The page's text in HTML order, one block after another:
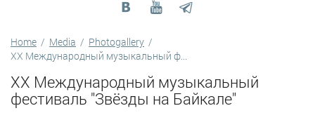
Home / Media / Photogallery /
XX Международный музыкальный ф...
XX Международный музыкальный
фестиваль "Звёзды на Байкале"